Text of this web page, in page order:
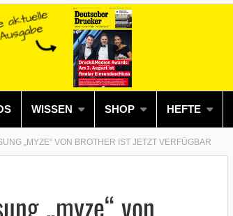
WISSEN SHOP HEFTE
„MYZE“ VON BROTHER IST JETZT VERFÜGBAR
„myze“ von